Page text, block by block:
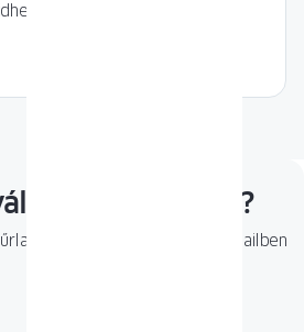
és elvárásaidhoz illeszkedő
a kérdésére?
segítségével. A választ e-mailben